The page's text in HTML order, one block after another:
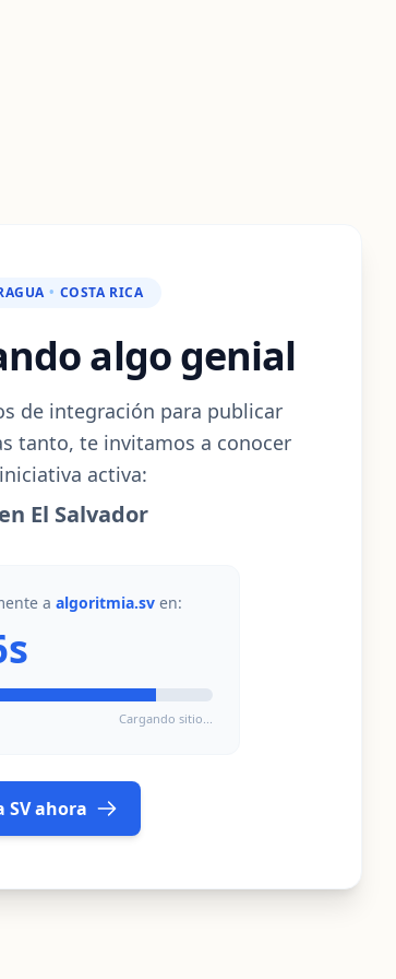
• COSTA RICA
algo genial
de integración para publicar
tanto, te invitamos a conocer
activa:
El Salvador
a algoritmia.sven:
Cargando sitio...
ahora